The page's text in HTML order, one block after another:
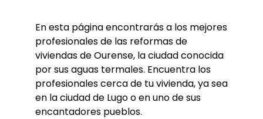
En esta página encontrarás a los mejores
profesionales de las reformas de
viviendas de Ourense, la ciudad conocida
por sus aguas termales. Encuentra los
profesionales cerca de tu vivienda, ya sea
en la ciudad de Lugo o en uno de sus
encantadores pueblos.